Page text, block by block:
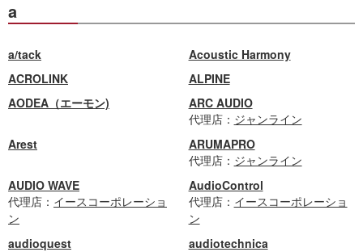
a
a/tack
Acoustic Harmony
ACROLINK
ALPINE
AODEA（エーモン)
ARC AUDIO
代理店： ジャンライン
Arest
ARUMAPRO
代理店： ジャンライン
AUDIO WAVE
代理店： イースコーポレーショ
ン
AudioControl
代理店： イースコーポレーショ
ン
audioquest
audiotechnica